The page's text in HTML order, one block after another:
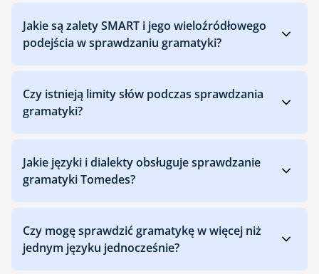
Jakie są zalety SMART i jego wieloźródłowego
podejścia w sprawdzaniu gramatyki?
Czy istnieją limity słów podczas sprawdzania
gramatyki?
Jakie języki i dialekty obsługuje sprawdzanie
gramatyki Tomedes?
Czy mogę sprawdzić gramatykę w więcej niż
jednym języku jednocześnie?